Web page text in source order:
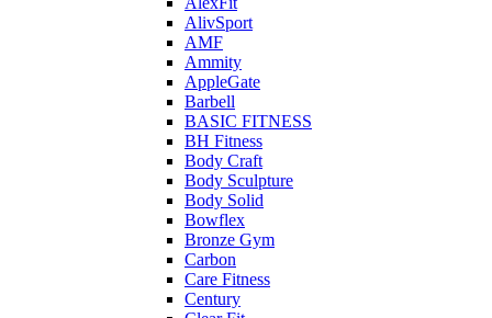
AlivSport
AMF
Ammity
AppleGate
Barbell
BASIC FITNESS
BH Fitness
Body Craft
Body Sculpture
Body Solid
Bowflex
Bronze Gym
Carbon
Care Fitness
Century